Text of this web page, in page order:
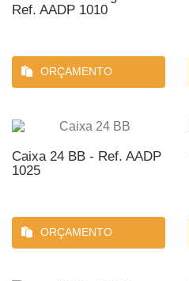
Ref. AADP 1010
ORÇAMENTO
Caixa 24 BB - Ref. AADP
1025
ORÇAMENTO